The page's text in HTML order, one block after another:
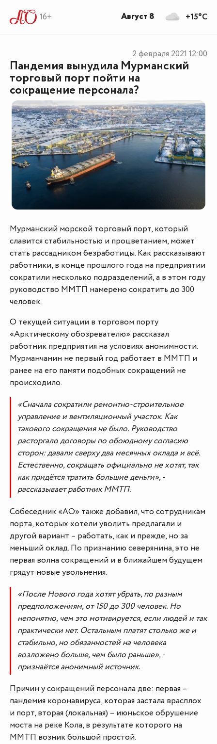
16+
Пандемия вынудила Мурманский
торговый порт пойти на
сокращение персонала?
2 февраля 2021 12:00
Мурманский морской торговый порт, который
славится стабильностью и процветанием, может
стать рассадником безработицы. Как рассказывают
работники, в конце прошлого года на предприятии
сократили несколько подразделений, а в этом году
руководство ММТП намерено сократить до 300
человек.
О текущей ситуации в торговом порту
«Арктическому обозревателю» рассказал
работник предприятия на условиях анонимности.
Мурманчанин не первый год работает в ММТП и
ранее на его памяти подобных сокращений не
происходило.
«Сначала сократили ремонтно-строительное
управление и вентиляционный участок. Как
такового сокращения не было. Руководство
расторгало договоры по обоюдному согласию
сторон: давали сверху два месячных оклада и всё.
Естественно, сокращать официально не хотят, так
как придётся тратить большие деньги», -
рассказывает работник ММТП.
Собеседник «АО» также добавил, что сотрудникам
порта, которых хотели уволить предлагали и
другой вариант – работать, как и прежде, но за
меньший оклад. По признанию северянина, это не
первая волна сокращений и в ближайшем будущем
грядут новые увольнения.
«После Нового года хотят убрать, по разным
предположениям, от 150 до 300 человек. Но
непонятно, чем это мотивируется, если людей и так
практически нет. Остальным платят столько же и
стабильно, но обязанностей на человека
возложено больше, чем было раньше», -
признаётся анонимный источник.
Причин у сокращений персонала две: первая –
пандемия коронавируса, которая застала врасплох
и порт, вторая (локальная) – июньское обрушение
моста на реке Кола, в результате которого на
ММТП возник большой простой.
+15°C
Август 8